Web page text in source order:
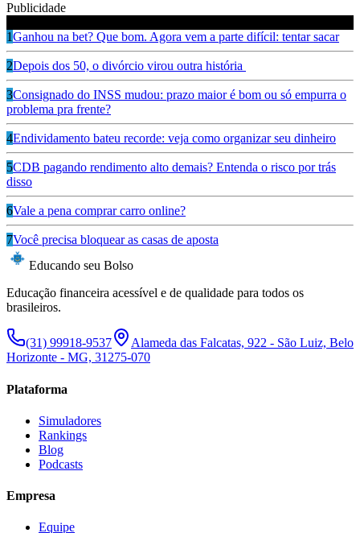
Publicidade
1Ganhou na bet? Que bom. Agora vem a parte difícil: tentar sacar
2Depois dos 50, o divórcio virou outra história
3Consignado do INSS mudou: prazo maior é bom ou só empurra o
problema pra frente?
4Endividamento bateu recorde: veja como organizar seu dinheiro
5CDB pagando rendimento alto demais? Entenda o risco por trás
disso
6Vale a pena comprar carro online?
7Você precisa bloquear as casas de aposta
Educando seu Bolso
Educação financeira acessível e de qualidade para todos os
brasileiros.
(31) 99918-9537
Alameda das Falcatas, 922 - São Luiz, Belo
Horizonte - MG, 31275-070
Plataforma
Simuladores
Rankings
Blog
Podcasts
Empresa
Equipe